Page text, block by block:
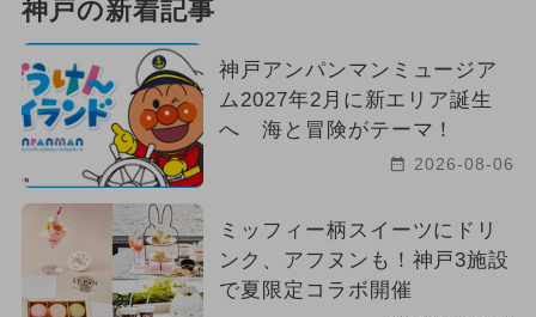
神戸の新着記事
神戸アンパンマンミュージア
ム2027年2月に新エリア誕生
へ 海と冒険がテーマ！
2026-08-06
ミッフィー柄スイーツにドリ
ンク、アフヌンも！神戸3施設
で夏限定コラボ開催